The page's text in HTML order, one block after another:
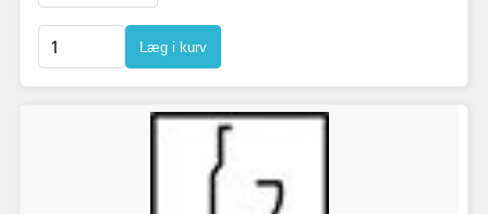
Læg i kurv